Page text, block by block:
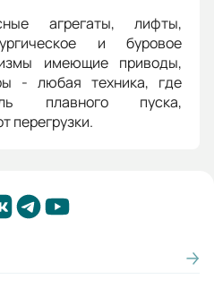
агрегаты, лифты,
и буровое
имеющие приводы,
- любая техника, где
плавного пуска,
перегрузки.